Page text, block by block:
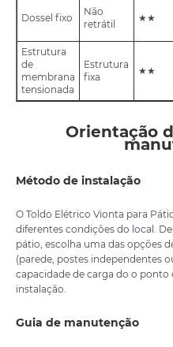
Dossel fixo
Não
retrátil
★★
Estrutura
de
membrana
tensionada
Estrutura
fixa
★★
Orientação
Método de instalação
O Toldo Elétrico Vionta para
diferentes condições do local.
pátio, escolha uma das opções
(parede, postes independentes
capacidade de carga do o ponto
instalação.
Guia de manutenção